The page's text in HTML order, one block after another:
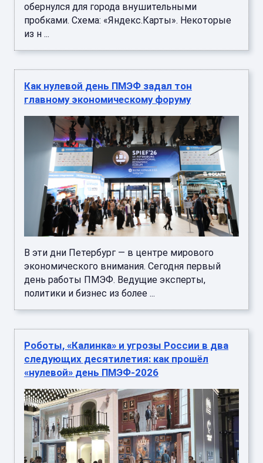
обернулся для города внушительными
пробками. Схема: «Яндекс.Карты». Некоторые
из н ...
Как нулевой день ПМЭФ задал тон
главному экономическому форуму
В эти дни Петербург — в центре мирового
экономического внимания. Сегодня первый
день работы ПМЭФ. Ведущие эксперты,
политики и бизнес из более ...
Роботы, «Калинка» и угрозы России в два
следующих десятилетия: как прошёл
«нулевой» день ПМЭФ-2026